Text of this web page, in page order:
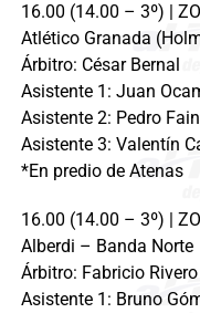
16.00 (14.00 – 3º) |
Atlético Granada
Árbitro: César Bernal
Asistente 1: Juan
Asistente 2: Pedro
Asistente 3: Valentín
*En predio de Atenas
16.00 (14.00 – 3º) |
Alberdi – Banda Norte
Árbitro: Fabricio Rivero
Asistente 1: Bruno